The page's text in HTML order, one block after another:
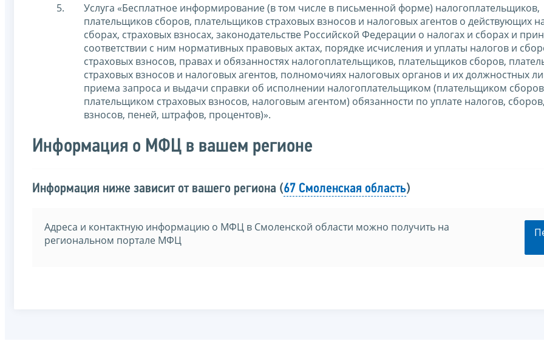
Услуга «Бесплатное информирование (в том числе в письменной форме) налогоплательщиков,
плательщиков сборов, плательщиков страховых взносов и налоговых агентов о действующих
сборах, страховых взносах, законодательстве Российской Федерации о налогах и сборах и
соответствии с ним нормативных правовых актах, порядке исчисления и уплаты налогов и
страховых взносов, правах и обязанностях налогоплательщиков, плательщиков сборов,
страховых взносов и налоговых агентов, полномочиях налоговых органов и их должностных
приема запроса и выдачи справки об исполнении налогоплательщиком (плательщиком
плательщиком страховых взносов, налоговым агентом) обязанности по уплате налогов,
взносов, пеней, штрафов, процентов)».
Информация о МФЦ в вашем регионе
Информация ниже зависит от вашего региона (67 Смоленская область)
Адреса и контактную информацию о МФЦ в Смоленской области можно получить на
региональном портале МФЦ